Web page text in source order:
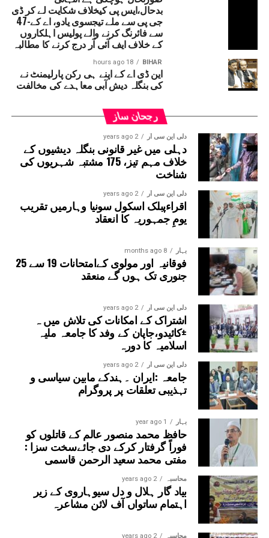
کارروائی کی کوششوں کا الزام عائد کیا ہے۔ تنظیم نے واضح
کیا کہ یہ مہم صرف مصدقہ حقائق اور دستیاب سرکاری
ریکارڈ کی بنیاد پر چلائی جائے گی۔بہار اسٹیٹ ٹیچرس ایسوسی
ایشن نے دوٹوک انداز میں کہا کہ وہ ہر استاد کے وقار، آزادیٔ
اظہار اور آئینی حقوق کے تحفظ کے لیے ہمیشہ جدوجہد کرتی
رہے گی اور ضرورت پڑنے پر جمہوری اور قانونی طریقوں سے
وسیع پیمانے پر تحریک بھی چلائے گی۔
بدحال،ایس پی کیخلاف شکایت لے کر ڈی
جی پی سے ملے تیجسوی یادو، اے کے-47
سے فائرنگ کرنے والے پولیس اہلکاروں
کے خلاف ایف آئی آر درج کرنے کا مطالبہ
BIHAR
18 hours ago
این ڈی اے کے اپنے ہی رکن پارلیمنٹ نے
کی بنگلہ دیش آبی معاہدے کی مخالفت
رجحان ساز
دلی این سی آر 2 years ago
دہلی میں غیر قانونی بنگلہ دیشیوں کے
خلاف مہم تیز، 175 مشتبہ شہریوں کی
شناخت
دلی این سی آر 2 years ago
اقراءپبلک اسکول سونیا وہارمیں تقریب
یومِ جمہوریہ کا انعقاد
بہار 8 months ago
فوقانیہ اور مولوی کےامتحانات 19 سے 25
جنوری تک ہوں گے منعقد
دلی این سی آر 2 years ago
اشتراک کے امکانات کی تلاش میں ہ
±کائیدو،جاپان کے وفد کا جامعہ ملیہ
اسلامیہ کا دورہ
دلی این سی آر 2 years ago
جامعہ :ایران ۔ہندکے مابین سیاسی و
تہذیبی تعلقات پر پروگرام
بہار 1 year ago
حافظ محمد منصور عالم کے قاتلوں کو
فوراً گرفتار کرکے دی جائےسخت سزا :
مفتی محمد سعید الرحمن قاسمی
محاسبہ 2 years ago
بیاد گار ہلال و دل سیوہاروی کے زیر
اہتمام ساتواں آف لائن مشاعرہ
محاسبہ 2 years ago